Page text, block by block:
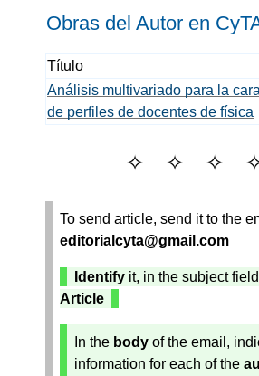
Obras del Autor en Cy
Título
Análisis multivariado para la
de perfiles de docentes de física
To send article, send it to the
editorialcyta@gmail.com
Identify it, in the subject
Article
In the body of the email,
information for each of the